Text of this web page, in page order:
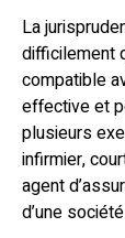
La
difficilement
compatible
effective et
plusieurs
infirmier,
agent
d’une